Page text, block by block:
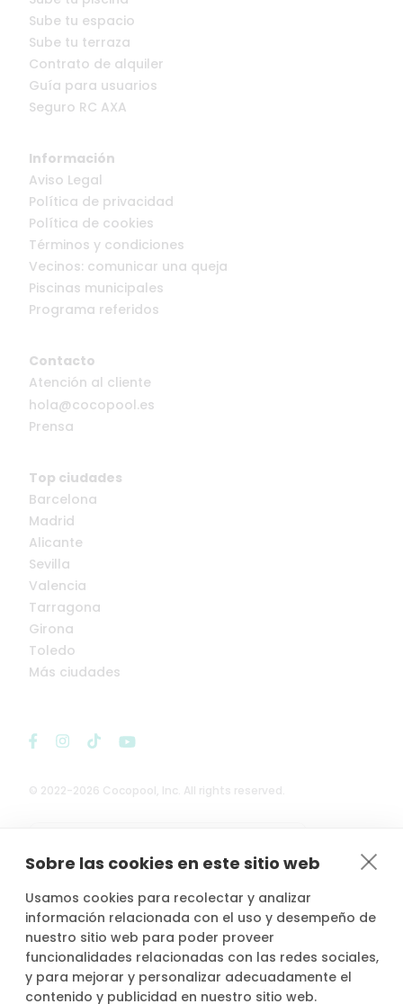
Sobre las cookies en este sitio web
Usamos cookies para recolectar y analizar
información relacionada con el uso y desempeño de
nuestro sitio web para poder proveer
funcionalidades relacionadas con las redes sociales,
y para mejorar y personalizar adecuadamente el
contenido y publicidad en nuestro sitio web.
© 2022-2026 Cocopool, Inc. All rights reserved.
 Anfitriones asegurados*
Sube tu espacio
Sube tu terraza
Contrato de alquiler
Guía para usuarios
Seguro RC AXA
Información
Aviso Legal
Política de privacidad
Política de cookies
Términos y condiciones
Vecinos: comunicar una queja
Piscinas municipales
Programa referidos
Contacto
Atención al cliente
hola@cocopool.es
Prensa
Top ciudades
Barcelona
Madrid
Alicante
Sevilla
Valencia
Tarragona
Girona
Toledo
Más ciudades
*Actividad, con seguro voluntario de responsabilidad civil del
propietario, contratado por PLACE4PLAN, S.L. con AXA SEGUROS
GENERALES, S.A. de Seguros y Reaseguros, siempre que conste
notificada la reserva con mínimo 2 horas de antelación.